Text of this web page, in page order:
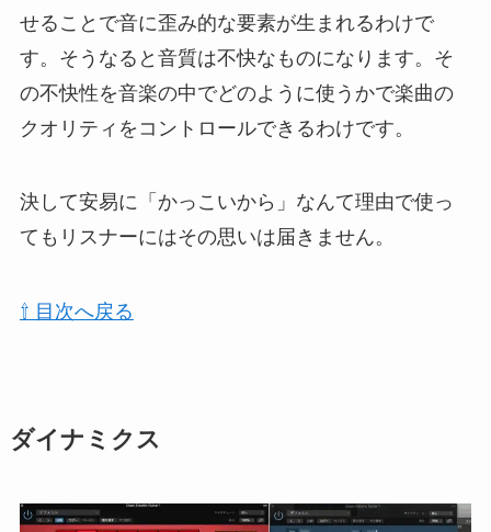
せることで音に歪み的な要素が生まれるわけで
す。そうなると音質は不快なものになります。そ
の不快性を音楽の中でどのように使うかで楽曲の
クオリティをコントロールできるわけです。
決して安易に「かっこいから」なんて理由で使っ
てもリスナーにはその思いは届きません。
⇧ 目次へ戻る
ダイナミクス